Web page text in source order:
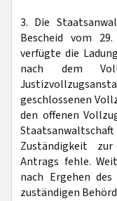
3. Die
Bescheid vom
verfügte die
nach dem
geschlossenen
den offenen
Zuständigkeit
Antrags fehle.
nach Ergehen des
zuständigen